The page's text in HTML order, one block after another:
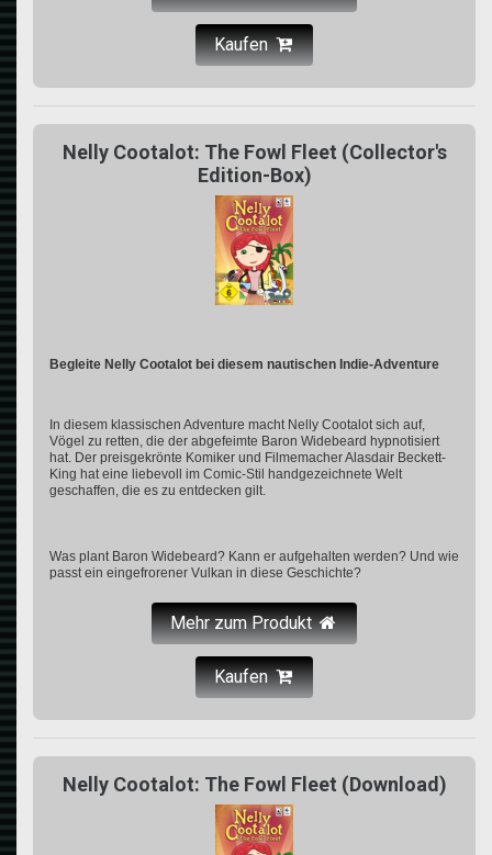
Kaufen
Nelly Cootalot: The Fowl Fleet (Collector's
Edition-Box)
Begleite Nelly Cootalot bei diesem nautischen Indie-Adventure
In diesem klassischen Adventure macht Nelly Cootalot sich auf,
Vögel zu retten, die der abgefeimte Baron Widebeard hypnotisiert
hat. Der preisgekrönte Komiker und Filmemacher Alasdair Beckett-
King hat eine liebevoll im Comic-Stil handgezeichnete Welt
geschaffen, die es zu entdecken gilt.
Was plant Baron Widebeard? Kann er aufgehalten werden? Und wie
passt ein eingefrorener Vulkan in diese Geschichte?
Mehr zum Produkt
Kaufen
Nelly Cootalot: The Fowl Fleet (Download)